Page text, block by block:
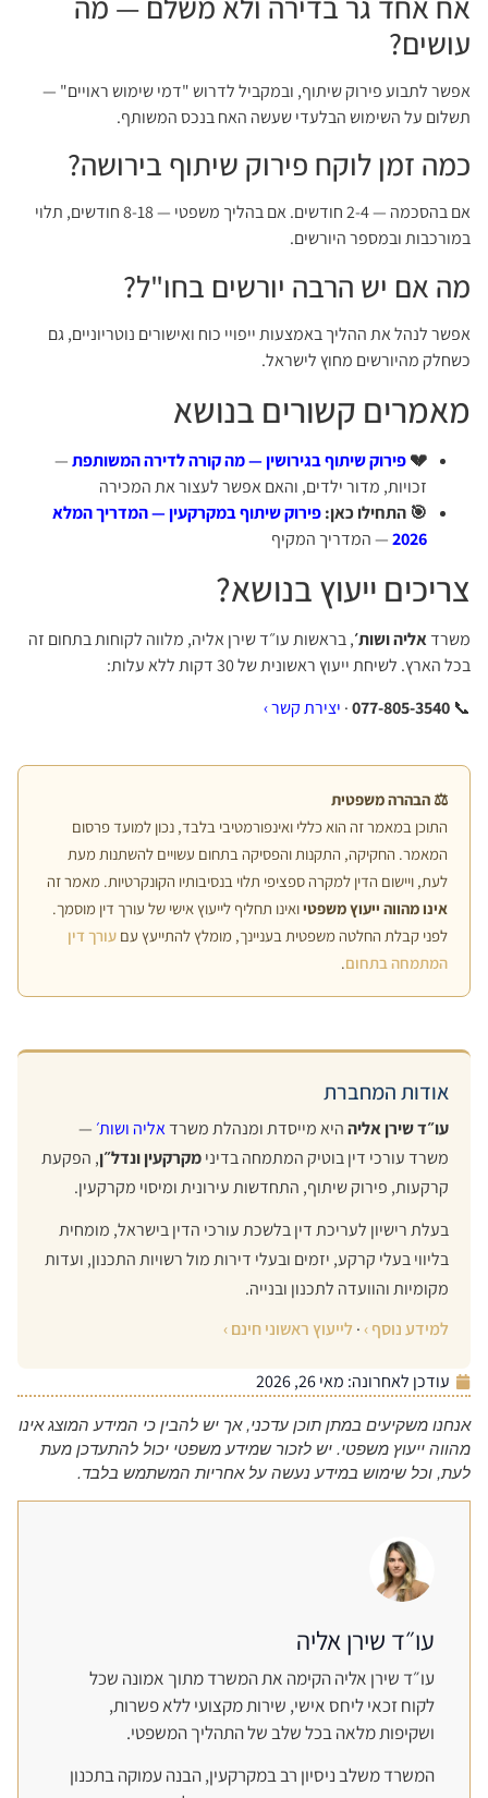
עושים?
אפשר לתבוע פירוק שיתוף, ובמקביל לדרוש "דמי שימוש ראויים" —
תשלום על השימוש הבלעדי שעשה האח בנכס המשותף.
כמה זמן לוקח פירוק שיתוף בירושה?
אם בהסכמה — 2-4 חודשים. אם בהליך משפטי — 8-18 חודשים, תלוי
במורכבות ובמספר היורשים.
מה אם יש הרבה יורשים בחו"ל?
אפשר לנהל את ההליך באמצעות ייפויי כוח ואישורים נוטריוניים, גם
כשחלק מהיורשים מחוץ לישראל.
מאמרים קשורים בנושא
💔פירוק שיתוף בגירושין — מה קורה לדירה המשותפת—
זכויות, מדור ילדים, והאם אפשר לעצור את המכירה
🎯 התחילו כאן:פירוק שיתוף במקרקעין — המדריך המלא
2026— המדריך המקיף
צריכים ייעוץ בנושא?
משרדאליה ושות׳, בראשות עו״ד שירן אליה, מלווה לקוחות בתחום זה
בכל הארץ. לשיחת ייעוץ ראשונית של 30 דקות ללא עלות:
📞
077-805-3540
· יצירת קשר ›
⚖️ הבהרה משפטית
התוכן במאמר זה הוא כללי ואינפורמטיבי בלבד, נכון למועד פרסום
המאמר. החקיקה, התקנות והפסיקה בתחום עשויים להשתנות מעת
לעת, ויישום הדין למקרה ספציפי תלוי בנסיבותיו הקונקרטיות. מאמר זה
אינו מהווה ייעוץ משפטיואינו תחליף לייעוץ אישי של עורך דין מוסמך.
לפני קבלת החלטה משפטית בעניינך, מומלץ להתייעץ עם עורך דין
המתמחה בתחום.
אודות המחברת
עו״ד שירן אליההיא מייסדת ומנהלת משרדאליה ושות׳ —
משרד עורכי דין בוטיק המתמחה בדינימקרקעין ונדל״ן, הפקעת
קרקעות, פירוק שיתוף, התחדשות עירונית ומיסוי מקרקעין.
בעלת רישיון לעריכת דין בלשכת עורכי הדין בישראל, מומחית
בליווי בעלי קרקע, יזמים ובעלי דירות מול רשויות התכנון, ועדות
מקומיות והוועדה לתכנון ובנייה.
למידע נוסף ›· לייעוץ ראשוני חינם ›
עודכן לאחרונה: מאי 26, 2026
אנחנו משקיעים במתן תוכן עדכני, אך יש להבין כי המידע המוצג אינו
מהווה ייעוץ משפטי. יש לזכור שמידע משפטי יכול להתעדכן מעת
לעת, וכל שימוש במידע נעשה על אחריות המשתמש בלבד.
עו״ד שירן אליה
עו״ד שירן אליה הקימה את המשרד מתוך אמונה שכל
לקוח זכאי ליחס אישי, שירות מקצועי ללא פשרות,
ושקיפות מלאה בכל שלב של התהליך המשפטי.
המשרד משלב ניסיון רב במקרקעין, הבנה עמוקה בתכנון